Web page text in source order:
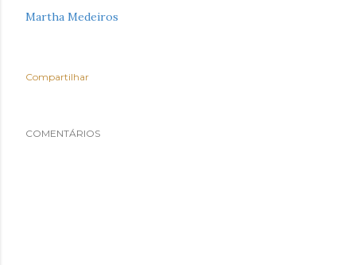
Martha Medeiros
Compartilhar
COMENTÁRIOS